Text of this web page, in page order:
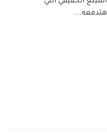
المبلغ الحقيقي اللي
هتدفعه...